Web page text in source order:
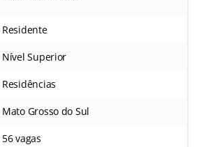
Residente
Nível Superior
Residências
Mato Grosso do Sul
56 vagas